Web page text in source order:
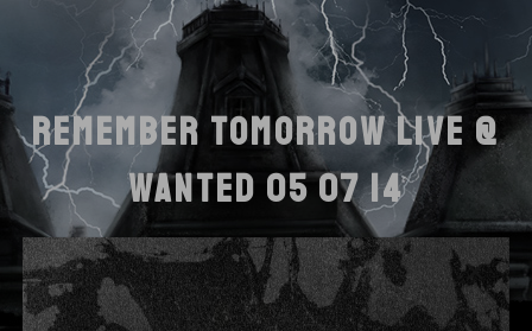
REMEMBER TOMORROW LIVE @
WANTED 05 07 14